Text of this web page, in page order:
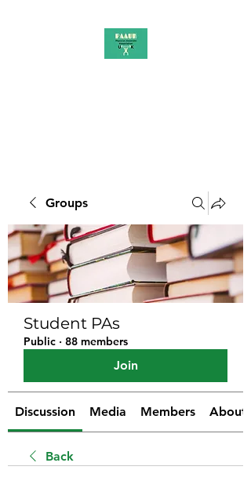
Groups
Student PAs
Public · 88 members
Join
Discussion Media Members About
Back